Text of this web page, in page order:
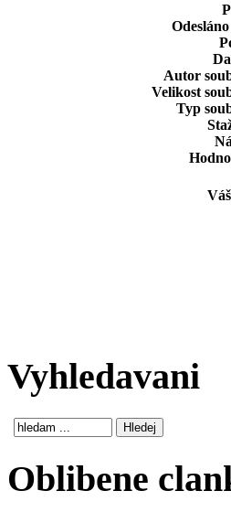
Autor
Velikost
Typ
Vyhledavani
Oblibene